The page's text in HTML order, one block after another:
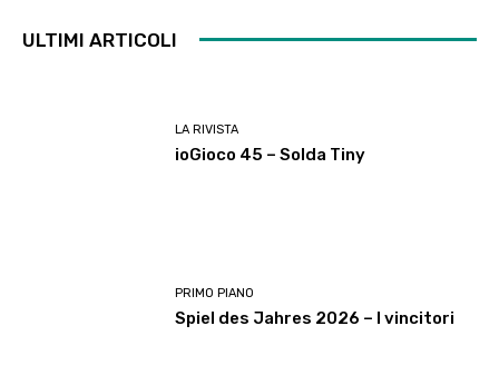
ULTIMI ARTICOLI
LA RIVISTA
ioGioco 45 – Solda Tiny
PRIMO PIANO
Spiel des Jahres 2026 – I vincitori